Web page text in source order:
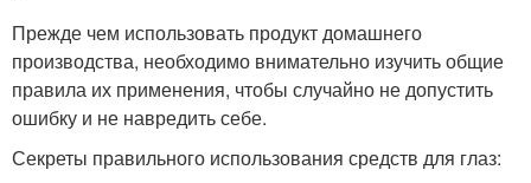
Прежде чем использовать продукт домашнего
производства, необходимо внимательно изучить общие
правила их применения, чтобы случайно не допустить
ошибку и не навредить себе.
Секреты правильного использования средств для глаз: